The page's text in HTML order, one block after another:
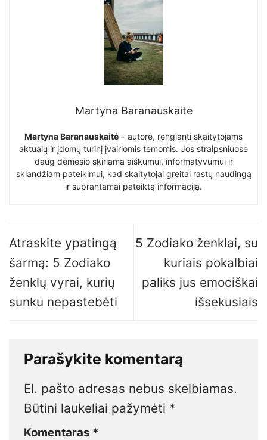
Martyna Baranauskaitė
Martyna Baranauskaitė – autorė, rengianti skaitytojams
aktualų ir įdomų turinį įvairiomis temomis. Jos straipsniuose
daug dėmesio skiriama aiškumui, informatyvumui ir
sklandžiam pateikimui, kad skaitytojai greitai rastų naudingą
ir suprantamai pateiktą informaciją.
Atraskite ypatingą
šarmą: 5 Zodiako
ženklų vyrai, kurių
sunku nepastebėti
5 Zodiako ženklai, su
kuriais pokalbiai
paliks jus emociškai
išsekusiais
Parašykite komentarą
El. pašto adresas nebus skelbiamas.
Būtini laukeliai pažymėti *
Komentaras *